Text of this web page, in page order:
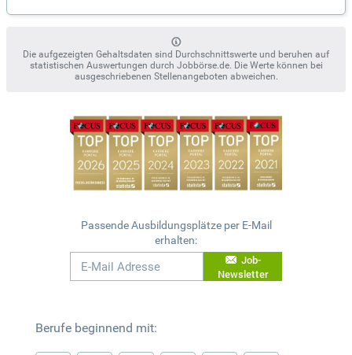
Die aufgezeigten Gehaltsdaten sind Durchschnittswerte und beruhen auf
statistischen Auswertungen durch Jobbörse.de. Die Werte können bei
ausgeschriebenen Stellenangeboten abweichen.
Passende Ausbildungsplätze per E-Mail
erhalten:
Job-
Newsletter
Berufe beginnend mit: